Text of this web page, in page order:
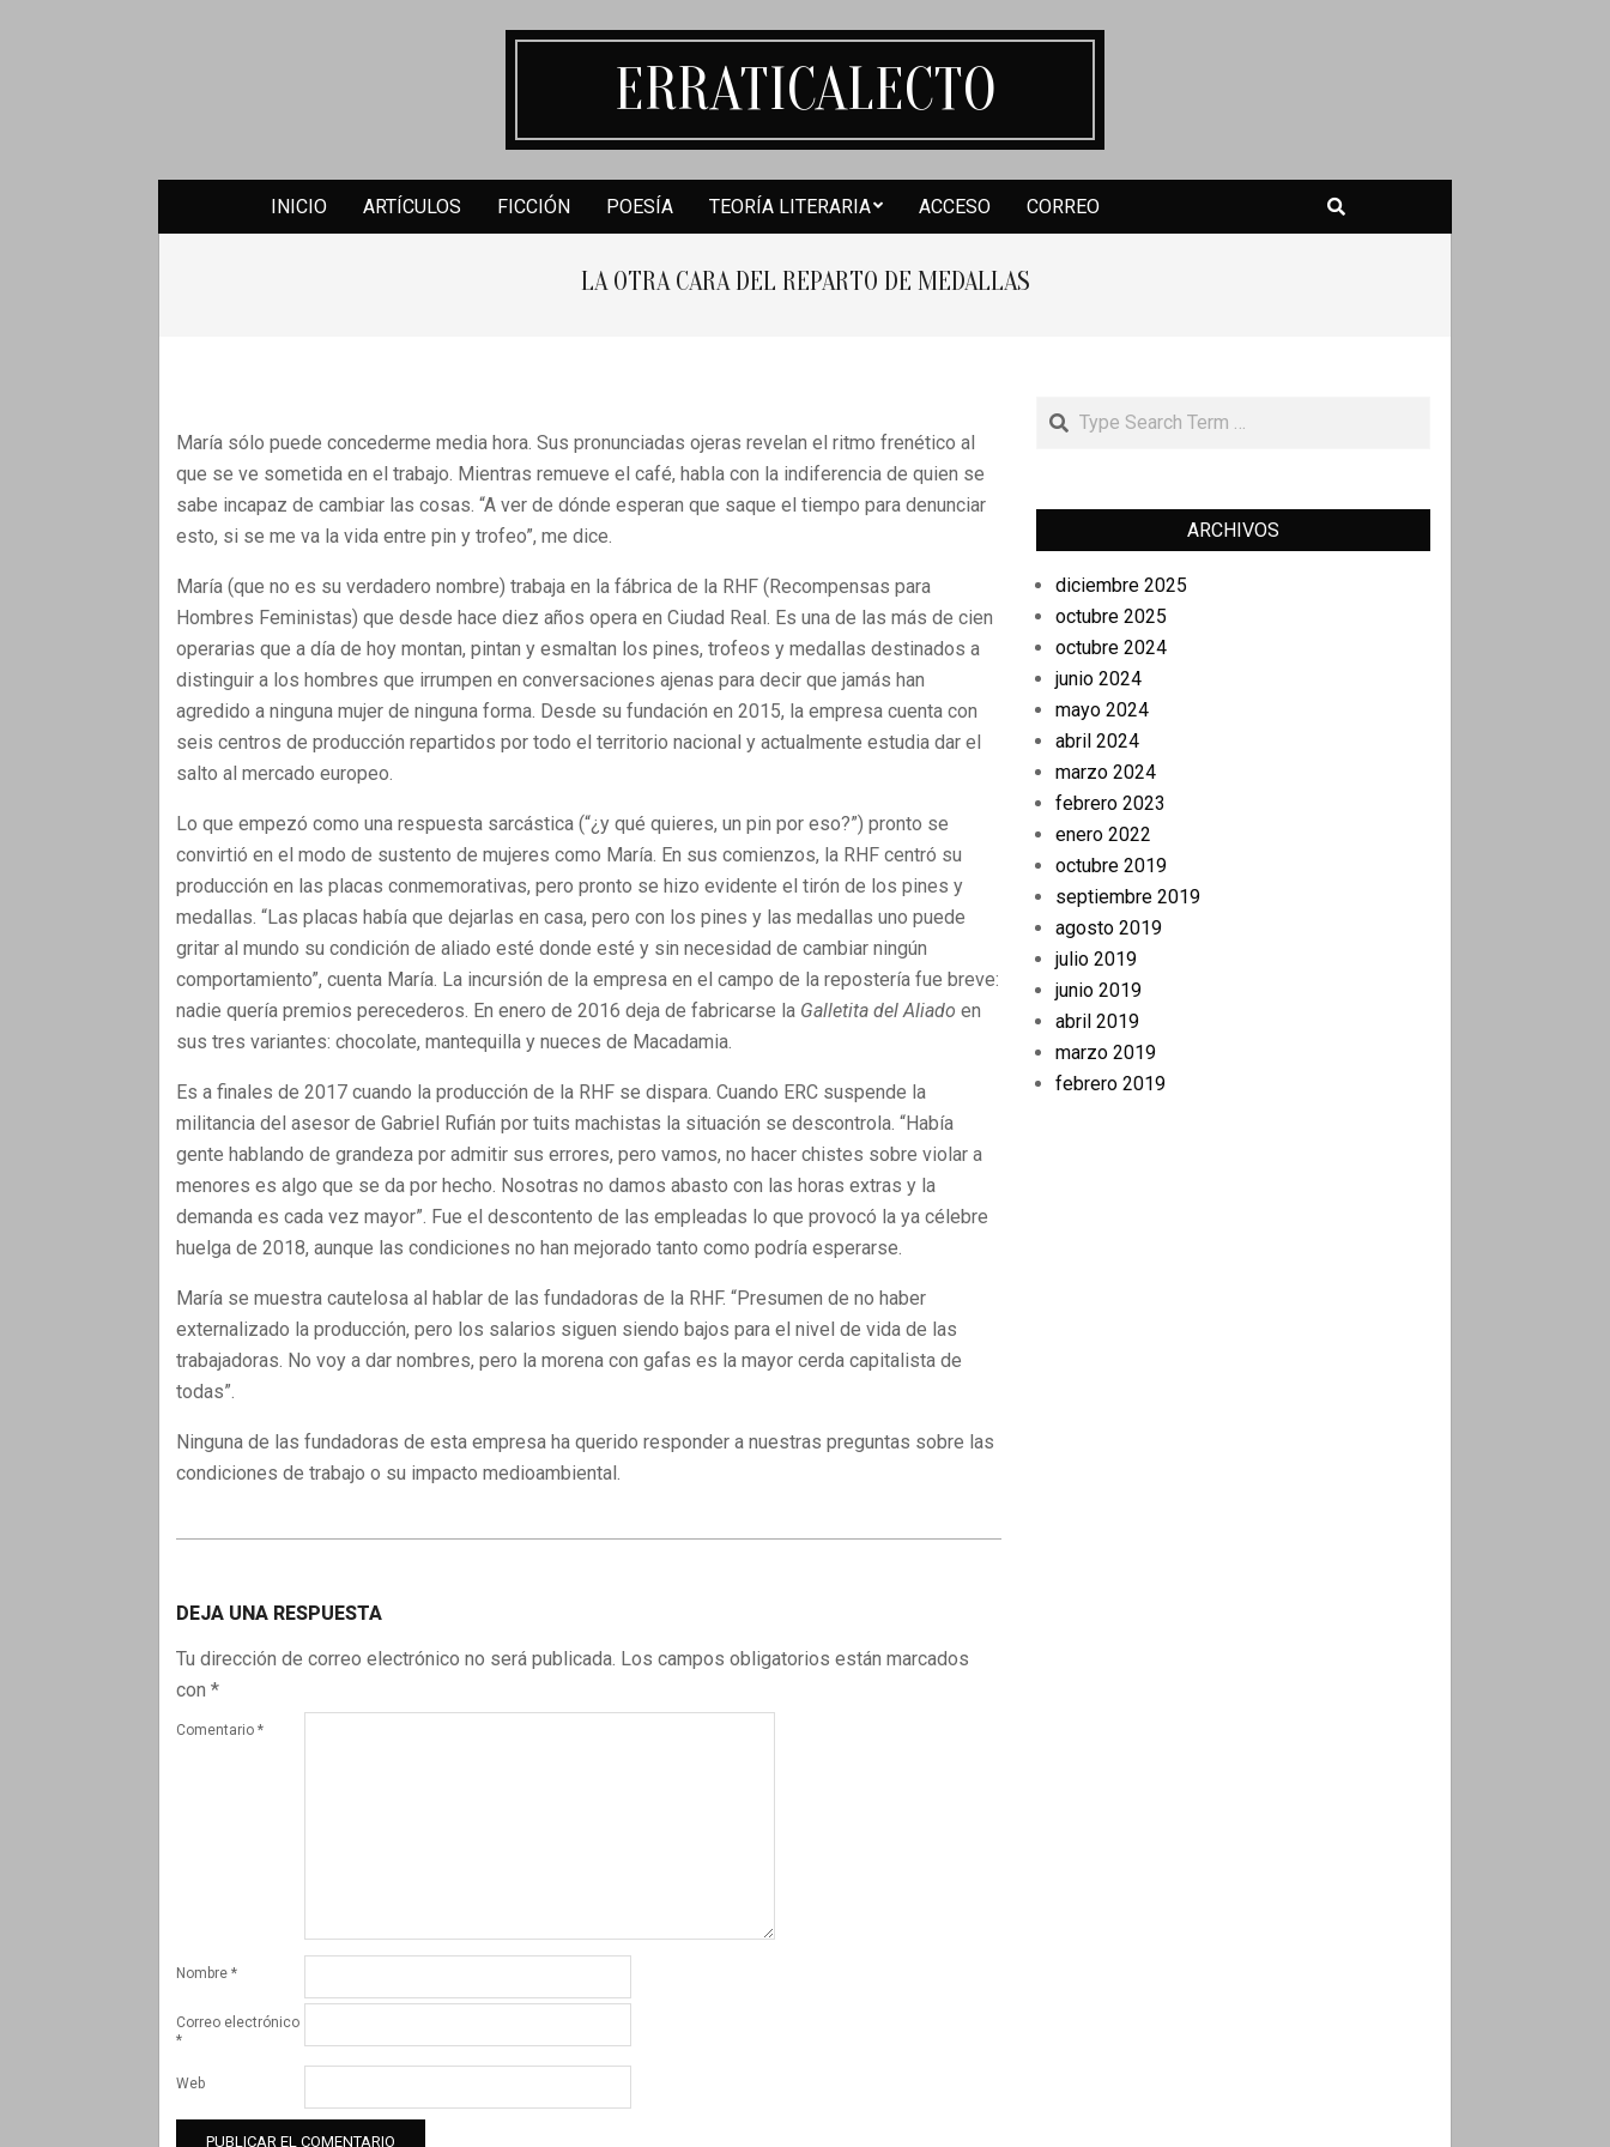
ERRATICALECTO
Secondary
Menu
INICIO ARTÍCULOS FICCIÓN POESÍA TEORÍA LITERARIA ACCESO CORREO Search
LA OTRA CARA DEL REPARTO DE MEDALLAS
María sólo puede concederme media hora. Sus pronunciadas ojeras revelan el ritmo frenético al
que se ve sometida en el trabajo. Mientras remueve el café, habla con la indiferencia de quien se
sabe incapaz de cambiar las cosas. “A ver de dónde esperan que saque el tiempo para denunciar
esto, si se me va la vida entre pin y trofeo”, me dice.
María (que no es su verdadero nombre) trabaja en la fábrica de la RHF (Recompensas para
Hombres Feministas) que desde hace diez años opera en Ciudad Real. Es una de las más de cien
operarias que a día de hoy montan, pintan y esmaltan los pines, trofeos y medallas destinados a
distinguir a los hombres que irrumpen en conversaciones ajenas para decir que jamás han
agredido a ninguna mujer de ninguna forma. Desde su fundación en 2015, la empresa cuenta con
seis centros de producción repartidos por todo el territorio nacional y actualmente estudia dar el
salto al mercado europeo.
Lo que empezó como una respuesta sarcástica (“¿y qué quieres, un pin por eso?”) pronto se
convirtió en el modo de sustento de mujeres como María. En sus comienzos, la RHF centró su
producción en las placas conmemorativas, pero pronto se hizo evidente el tirón de los pines y
medallas. “Las placas había que dejarlas en casa, pero con los pines y las medallas uno puede
gritar al mundo su condición de aliado esté donde esté y sin necesidad de cambiar ningún
comportamiento”, cuenta María. La incursión de la empresa en el campo de la repostería fue breve:
nadie quería premios perecederos. En enero de 2016 deja de fabricarse la Galletita del Aliado en
sus tres variantes: chocolate, mantequilla y nueces de Macadamia.
Es a finales de 2017 cuando la producción de la RHF se dispara. Cuando ERC suspende la
militancia del asesor de Gabriel Rufián por tuits machistas la situación se descontrola. “Había
gente hablando de grandeza por admitir sus errores, pero vamos, no hacer chistes sobre violar a
menores es algo que se da por hecho. Nosotras no damos abasto con las horas extras y la
demanda es cada vez mayor”. Fue el descontento de las empleadas lo que provocó la ya célebre
huelga de 2018, aunque las condiciones no han mejorado tanto como podría esperarse.
María se muestra cautelosa al hablar de las fundadoras de la RHF. “Presumen de no haber
externalizado la producción, pero los salarios siguen siendo bajos para el nivel de vida de las
trabajadoras. No voy a dar nombres, pero la morena con gafas es la mayor cerda capitalista de
todas”.
Ninguna de las fundadoras de esta empresa ha querido responder a nuestras preguntas sobre las
condiciones de trabajo o su impacto medioambiental.
10
DEJA UNA RESPUESTA
Tu dirección de correo electrónico no será publicada. Los campos obligatorios están marcados
con *
Comentario *
Nombre *
Correo electrónico
*
Web
Search
ARCHIVOS
diciembre 2025
octubre 2025
octubre 2024
junio 2024
mayo 2024
abril 2024
marzo 2024
febrero 2023
enero 2022
octubre 2019
septiembre 2019
agosto 2019
julio 2019
junio 2019
abril 2019
marzo 2019
febrero 2019